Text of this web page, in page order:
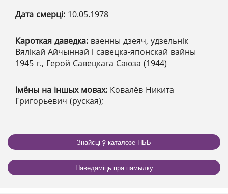
Дата смерці: 10.05.1978
Кароткая даведка: ваенны дзеяч, удзельнік
Вялікай Айчыннай і савецка-японскай вайны
1945 г., Герой Савецкага Саюза (1944)
Імёны на іншых мовах: Ковалёв Никита
Григорьевич (руская);
Знайсці ў каталозе НББ
Паведаміць пра памылку